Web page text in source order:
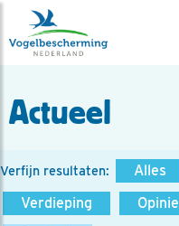
Actueel
Verfijn resultaten: Alles
Verdieping
Opinie